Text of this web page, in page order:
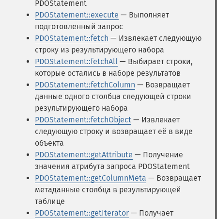
PDOStatement
PDOStatement::execute — Выполняет
подготовленный запрос
PDOStatement::fetch — Извлекает следующую
строку из результирующего набора
PDOStatement::fetchAll — Выбирает строки,
которые остались в наборе результатов
PDOStatement::fetchColumn — Возвращает
данные одного столбца следующей строки
результирующего набора
PDOStatement::fetchObject — Извлекает
следующую строку и возвращает её в виде
объекта
PDOStatement::getAttribute — Получение
значения атрибута запроса PDOStatement
PDOStatement::getColumnMeta — Возвращает
метаданные столбца в результирующей
таблице
PDOStatement::getIterator — Получает